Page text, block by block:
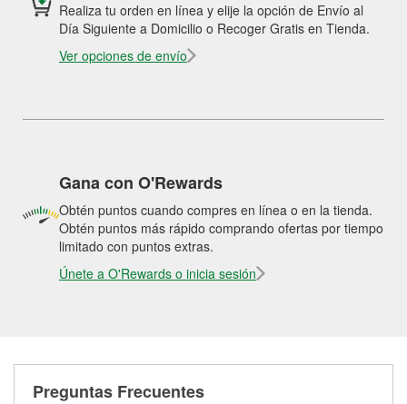
Realiza tu orden en línea y elije la opción de Envío al
Día Siguiente a Domicilio o Recoger Gratis en Tienda.
Ver opciones de envío
Gana con O'Rewards
Obtén puntos cuando compres en línea o en la tienda.
Obtén puntos más rápido comprando ofertas por tiempo
limitado con puntos extras.
Únete a O'Rewards o inicia sesión
Preguntas Frecuentes